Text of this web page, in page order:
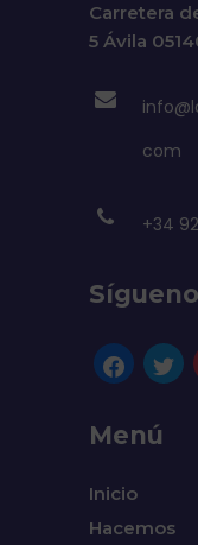
Carretera
5 Ávila
com
+34
facebooktwitter
Menú
Inicio
Hacemos